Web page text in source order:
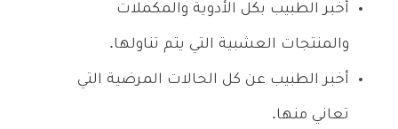
أخبر الطبيب بكل الأدوية والمكملات
والمنتجات العشبية التي يتم تناولها.
أخبر الطبيب عن كل الحالات المرضية التي
تعاني منها.